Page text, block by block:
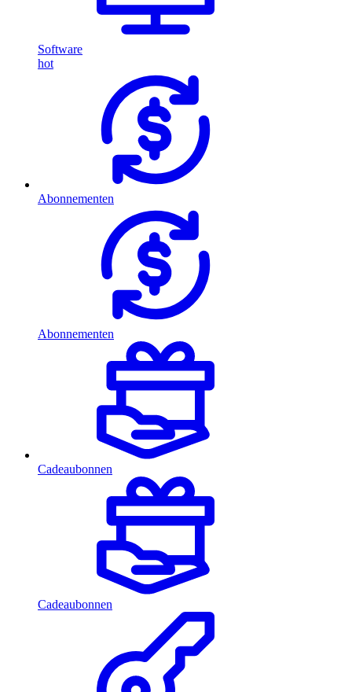
Software
hot
Abonnementen
Abonnementen
Cadeaubonnen
Cadeaubonnen